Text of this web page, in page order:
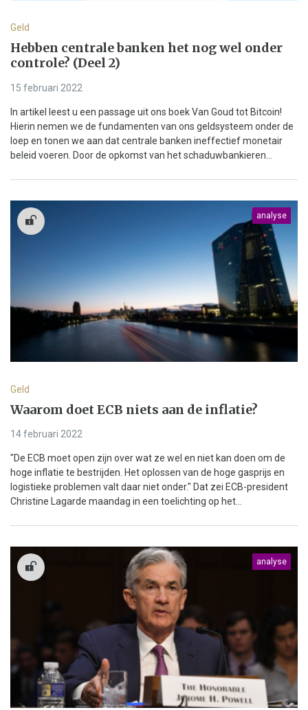
Geld
Hebben centrale banken het nog wel onder
controle? (Deel 2)
15 februari 2022
In artikel leest u een passage uit ons boek Van Goud tot Bitcoin!
Hierin nemen we de fundamenten van ons geldsysteem onder de
loep en tonen we aan dat centrale banken ineffectief monetair
beleid voeren. Door de opkomst van het schaduwbankieren...
analyse
Geld
Waarom doet ECB niets aan de inflatie?
14 februari 2022
"De ECB moet open zijn over wat ze wel en niet kan doen om de
hoge inflatie te bestrijden. Het oplossen van de hoge gasprijs en
logistieke problemen valt daar niet onder." Dat zei ECB-president
Christine Lagarde maandag in een toelichting op het...
analyse